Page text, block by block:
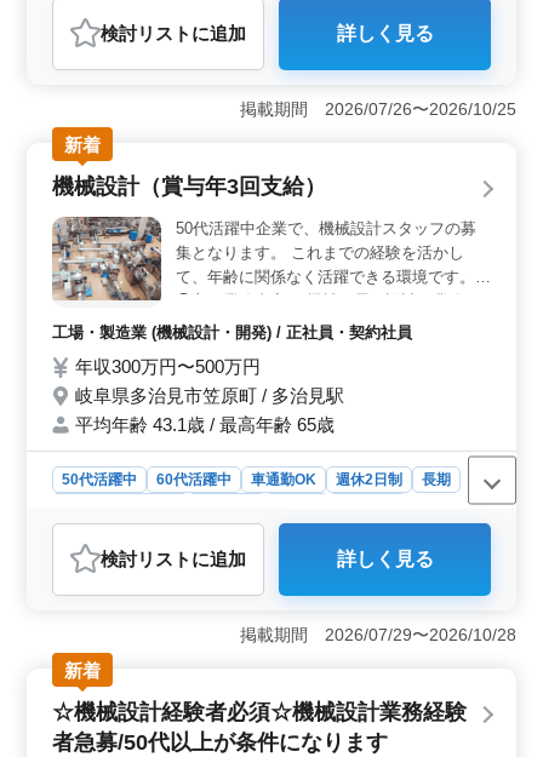
おすすめポイント
＜勤務環境＞ 週休2日制、中高年活躍中、車通勤OKな
ど、働きやすい条件が揃っております。 ＜業務内容
の多様性＞ 概念設計から生産設計まで、幅広く機械設
計業務全般をおまかせします。経験を活かし、スキルを
高めるチャンスです。 ＜充実した福利厚生＞ 作業
着支給、資格手当支給あり。雇用・労災・健康・厚生の
社会保険完備など、福利厚生面も充実し、安心して働け
検討リスト に追加 詳しく見る
掲載期間 2026/07/26〜2026/10/25
新着
機械設計（賞与年3回支給）
50代活躍中企業で、機械設計スタッフの募
集となります。 これまでの経験を活かし
て、年齢に関係なく活躍できる環境です。
ＡＤパックを使いＣＡＤで設計して頂きま
テランシニア世代の方も是非ご応募くださ
い。 今までの経験を活かして頂ける方、ぜ
ひご応募ください！
工場・製造業 (機械設計・開発) / 正社員・契約社員
年収300万円〜500万円
岐阜県多治見市笠原町 / 多治見駅
平均年齢 43.1歳 / 最高年齢 65歳
50代活躍中 60代活躍中 車通勤OK 週休2日制
長期
おすすめポイント
＜高待遇の賞与制度で収入面も充実＞ 賞与が年3回、計
5ヶ月分支給されるため、年収300〜500万円と安定した
収入が見込めます。正社員として収入面の安心が得ら
れ、長期的なキャリアプランも描きやすい環境です。仕
事に応じた適切な報酬を受けたい方に最適です。 ＜
自由な通勤スタイルと余裕のある就業時間＞ 車通勤が
可能で、無料駐車場が完備されています。また、8:30〜
検討リスト に追加 詳しく見る
掲載期間 2026/07/29〜2026/10/28
新着
☆機械設計経験者必須☆機械設計業務経験
者急募/50代以上が条件になります